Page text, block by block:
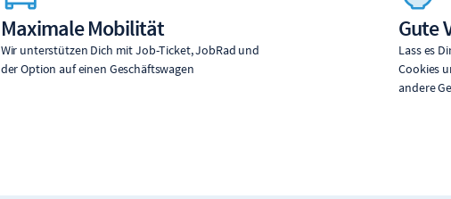
Maximale Mobilität
Wir unterstützen Dich mit Job-Ticket, JobRad und
der Option auf einen Geschäftswagen
Gute
Lass es
Cookies
andere